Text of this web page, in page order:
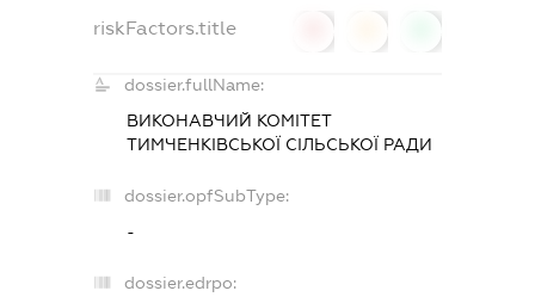
riskFactors.title
dossier.fullName:
ВИКОНАВЧИЙ КОМІТЕТ
ТИМЧЕНКІВСЬКОЇ СІЛЬСЬКОЇ РАДИ
dossier.opfSubType:
-
dossier.edrpo: